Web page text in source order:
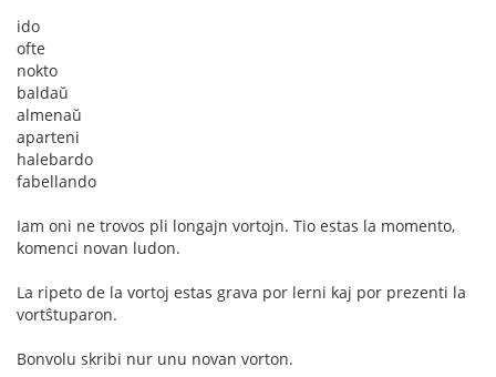
ido
ofte
nokto
baldaŭ
almenaŭ
aparteni
halebardo
fabellando
Iam oni ne trovos pli longajn vortojn. Tio estas la momento,
komenci novan ludon.
La ripeto de la vortoj estas grava por lerni kaj por prezenti la
vortŝtuparon.
Bonvolu skribi nur unu novan vorton.